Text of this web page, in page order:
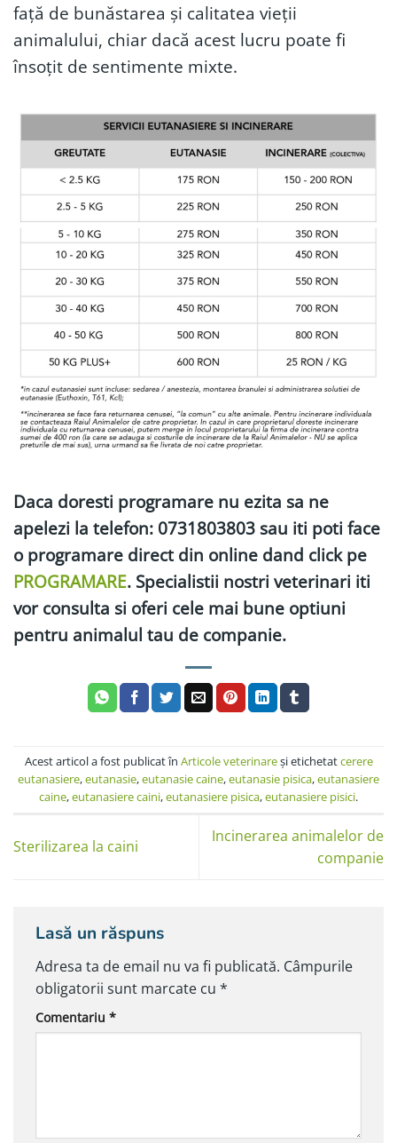
față de bunăstarea și calitatea vieții
animalului, chiar dacă acest lucru poate fi
însoțit de sentimente mixte.
Daca doresti programare nu ezita sa ne
apelezi la telefon: 0731803803 sau iti poti face
o programare direct din online dand click pe
PROGRAMARE. Specialistii nostri veterinari iti
vor consulta si oferi cele mai bune optiuni
pentru animalul tau de companie.
Acest articol a fost publicat în Articole veterinareşi etichetatcerere
eutanasiere,eutanasie,eutanasie caine,eutanasie pisica,eutanasiere
caine,eutanasiere caini,eutanasiere pisica,eutanasiere pisici.
Sterilizarea la caini
Incinerarea animalelor de
companie
Lasă un răspuns
Adresa ta de email nu va fi publicată. Câmpurile
obligatorii sunt marcate cu *
Comentariu *